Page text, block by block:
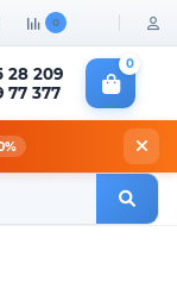
0
28 209
77 377
0